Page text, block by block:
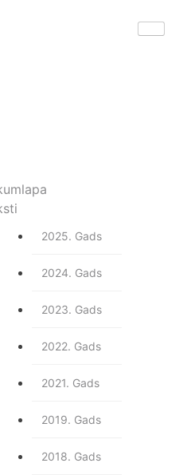
2025. Gads
2024. Gads
2023. Gads
2022. Gads
2021. Gads
2019. Gads
2018. Gads